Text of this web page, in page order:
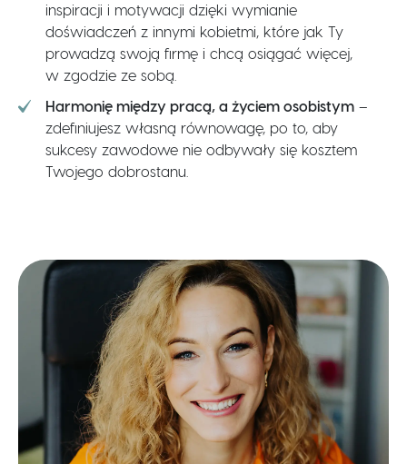
inspiracji i motywacji dzięki wymianie
doświadczeń z innymi kobietmi, które jak Ty
prowadzą swoją firmę i chcą osiągać więcej,
w zgodzie ze sobą.
Harmonię między pracą, a życiem osobistym –
zdefiniujesz własną równowagę, po to, aby
sukcesy zawodowe nie odbywały się kosztem
Twojego dobrostanu.